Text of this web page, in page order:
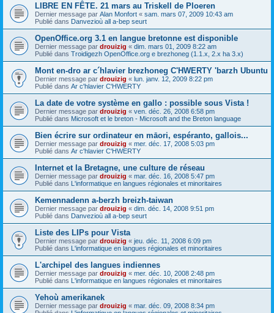
LIBRE EN FÊTE. 21 mars au Triskell de Ploeren
Dernier message par Alan Monfort « sam. mars 07, 2009 10:43 am
Publié dans Danvezioù all a-bep seurt
OpenOffice.org 3.1 en langue bretonne est disponible
Dernier message par drouizig « dim. mars 01, 2009 8:22 am
Publié dans Troidigezh OpenOffice.org e brezhoneg (1.1.x, 2.x ha 3.x)
Mont en-dro ar c´hlavier brezhoneg C'HWERTY 'barzh Ubuntu
Dernier message par drouizig « lun. janv. 12, 2009 8:22 pm
Publié dans Ar c'hlavier C'HWERTY
La date de votre système en gallo : possible sous Vista !
Dernier message par drouizig « ven. déc. 26, 2008 6:58 pm
Publié dans Microsoft et le breton - Microsoft and the Breton language
Bien écrire sur ordinateur en māori, espéranto, gallois...
Dernier message par drouizig « mer. déc. 17, 2008 5:03 pm
Publié dans Ar c'hlavier C'HWERTY
Internet et la Bretagne, une culture de réseau
Dernier message par drouizig « mar. déc. 16, 2008 5:47 pm
Publié dans L'informatique en langues régionales et minoritaires
Kemennadenn a-berzh breizh-taiwan
Dernier message par drouizig « dim. déc. 14, 2008 9:51 pm
Publié dans Danvezioù all a-bep seurt
Liste des LIPs pour Vista
Dernier message par drouizig « jeu. déc. 11, 2008 6:09 pm
Publié dans L'informatique en langues régionales et minoritaires
L'archipel des langues indiennes
Dernier message par drouizig « mer. déc. 10, 2008 2:48 pm
Publié dans L'informatique en langues régionales et minoritaires
Yehoù amerikanek
Dernier message par drouizig « mar. déc. 09, 2008 8:34 pm